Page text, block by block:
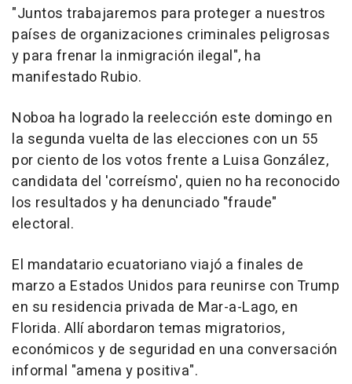
"Juntos trabajaremos para proteger a nuestros
países de organizaciones criminales peligrosas
y para frenar la inmigración ilegal", ha
manifestado Rubio.
Noboa ha logrado la reelección este domingo en
la segunda vuelta de las elecciones con un 55
por ciento de los votos frente a Luisa González,
candidata del 'correísmo', quien no ha reconocido
los resultados y ha denunciado "fraude"
electoral.
El mandatario ecuatoriano viajó a finales de
marzo a Estados Unidos para reunirse con Trump
en su residencia privada de Mar-a-Lago, en
Florida. Allí abordaron temas migratorios,
económicos y de seguridad en una conversación
informal "amena y positiva".